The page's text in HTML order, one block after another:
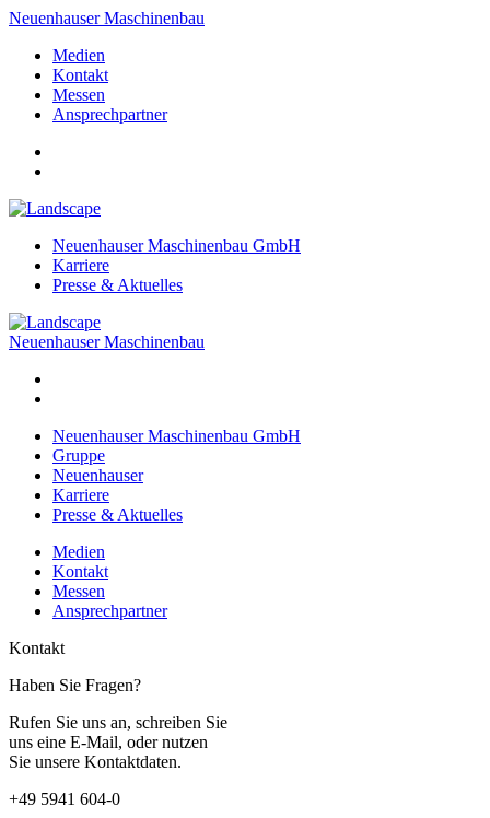
Neuenhauser Maschinenbau
Medien
Kontakt
Messen
Ansprechpartner
Neuenhauser Maschinenbau GmbH
Karriere
Presse & Aktuelles
Neuenhauser Maschinenbau
Neuenhauser Maschinenbau GmbH
Gruppe
Neuenhauser
Karriere
Presse & Aktuelles
Medien
Kontakt
Messen
Ansprechpartner
Kontakt
Haben Sie Fragen?
Rufen Sie uns an, schreiben Sie
uns eine E-Mail, oder nutzen
Sie unsere Kontaktdaten.
+49 5941 604-0